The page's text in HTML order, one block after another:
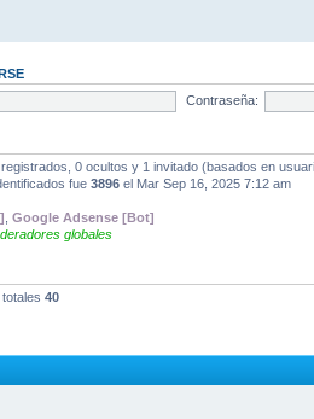
Contraseña:
0 ocultos y 1 invitado (basados en
fue 3896 el Mar Sep 16, 2025 7:12 am
Google Adsense [Bot]
globales
40